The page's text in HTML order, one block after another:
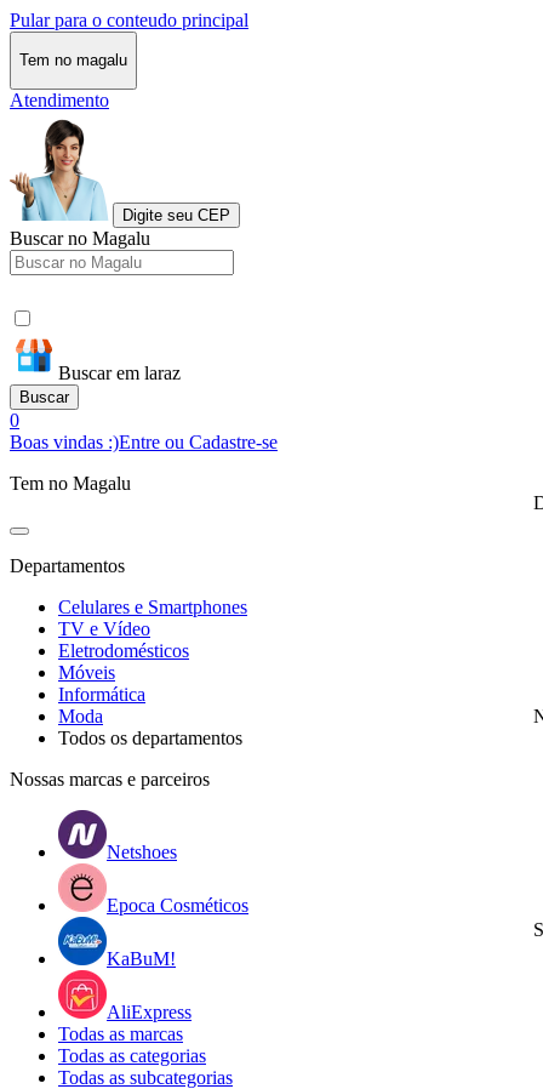
Pular para o conteudo principal
Tem no magalu
Atendimento
Digite seu CEP
Buscar no Magalu
Buscar em laraz
Buscar
0
Boas vindas :)Entre ou Cadastre-se
Tem no Magalu
Departamentos
Celulares e Smartphones
TV e Vídeo
Eletrodomésticos
Móveis
Informática
Moda
Todos os departamentos
Nossas marcas e parceiros
Netshoes
Epoca Cosméticos
KaBuM!
AliExpress
Todas as marcas
Todas as categorias
Todas as subcategorias